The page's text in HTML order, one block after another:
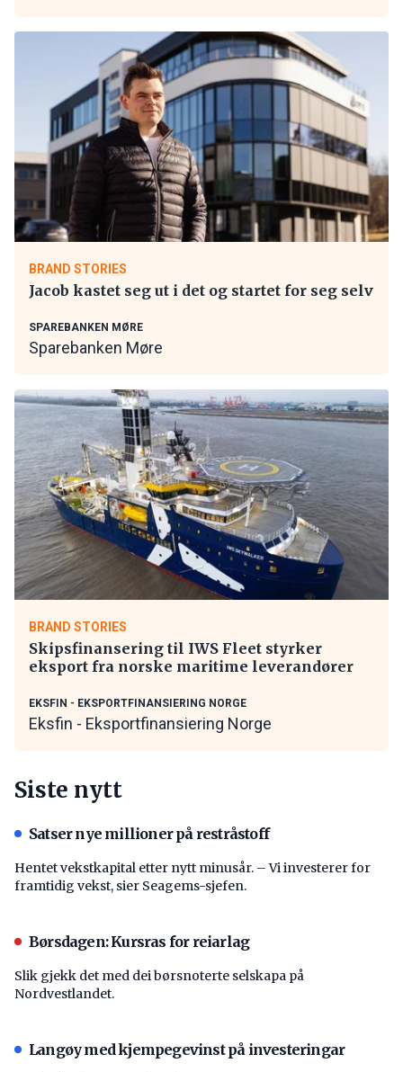
BRAND STORIES
Jacob kastet seg ut i det og startet for seg selv
SPAREBANKEN MØRE
Sparebanken Møre
BRAND STORIES
Skipsfinansering til IWS Fleet styrker
eksport fra norske maritime leverandører
EKSFIN - EKSPORTFINANSIERING NORGE
Eksfin - Eksportfinansiering Norge
Siste nytt
Satser nye millioner på restråstoff
Hentet vekstkapital etter nytt minusår. – Vi investerer for
framtidig vekst, sier Seagems-sjefen.
Børsdagen: Kursras for reiarlag
Slik gjekk det med dei børsnoterte selskapa på
Nordvestlandet.
Langøy med kjempegevinst på investeringar